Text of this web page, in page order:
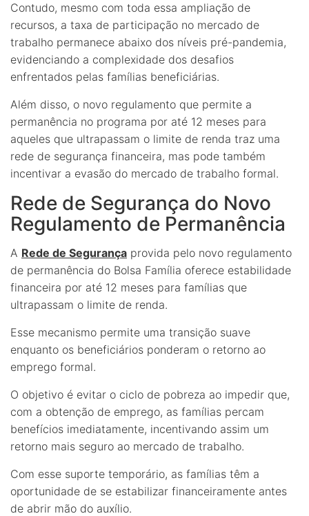
Contudo, mesmo com toda essa ampliação de
recursos, a taxa de participação no mercado de
trabalho permanece abaixo dos níveis pré-pandemia,
evidenciando a complexidade dos desafios
enfrentados pelas famílias beneficiárias.
Além disso, o novo regulamento que permite a
permanência no programa por até 12 meses para
aqueles que ultrapassam o limite de renda traz uma
rede de segurança financeira, mas pode também
incentivar a evasão do mercado de trabalho formal.
Rede de Segurança do Novo
Regulamento de Permanência
A Rede de Segurança provida pelo novo regulamento
de permanência do Bolsa Família oferece estabilidade
financeira por até 12 meses para famílias que
ultrapassam o limite de renda.
Esse mecanismo permite uma transição suave
enquanto os beneficiários ponderam o retorno ao
emprego formal.
O objetivo é evitar o ciclo de pobreza ao impedir que,
com a obtenção de emprego, as famílias percam
benefícios imediatamente, incentivando assim um
retorno mais seguro ao mercado de trabalho.
Com esse suporte temporário, as famílias têm a
oportunidade de se estabilizar financeiramente antes
de abrir mão do auxílio.